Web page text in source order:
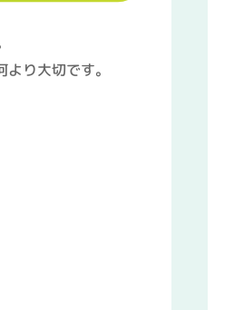
り大切です。